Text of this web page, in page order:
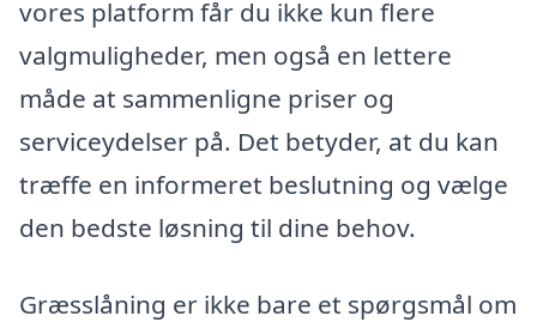
vores platform får du ikke kun flere
valgmuligheder, men også en lettere
måde at sammenligne priser og
serviceydelser på. Det betyder, at du kan
træffe en informeret beslutning og vælge
den bedste løsning til dine behov.
Græsslåning er ikke bare et spørgsmål om